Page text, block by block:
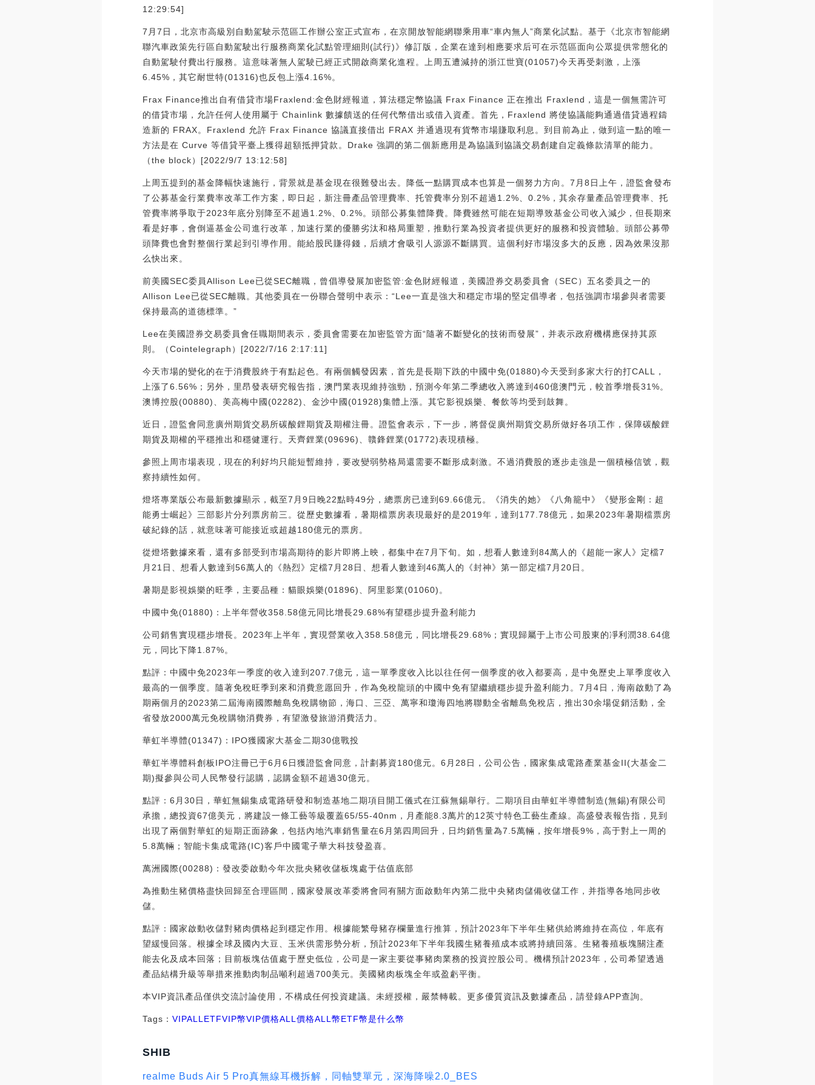
12:29:54]
7月7日，北京市高級別自動駕駛示范區工作辦公室正式宣布，在京開放智能網聯乘用車“車內無人”商業化試點。基于《北京市智能網
聯汽車政策先行區自動駕駛出行服務商業化試點管理細則(試行)》修訂版，企業在達到相應要求后可在示范區面向公眾提供常態化的
自動駕駛付費出行服務。這意味著無人駕駛已經正式開啟商業化進程。上周五遭減持的浙江世寶(01057)今天再受刺激，上漲
6.45%，其它耐世特(01316)也反包上漲4.16%。
Frax Finance推出自有借貸市場Fraxlend:金色財經報道，算法穩定幣協議 Frax Finance 正在推出 Fraxlend，這是一個無需許可
的借貸市場，允許任何人使用屬于 Chainlink 數據饋送的任何代幣借出或借入資產。首先，Fraxlend 將使協議能夠通過借貸過程鑄
造新的 FRAX。Fraxlend 允許 Frax Finance 協議直接借出 FRAX 并通過現有貨幣市場賺取利息。到目前為止，做到這一點的唯一
方法是在 Curve 等借貸平臺上獲得超額抵押貸款。Drake 強調的第二個新應用是為協議到協議交易創建自定義條款清單的能力。
（the block）[2022/9/7 13:12:58]
上周五提到的基金降幅快速施行，背景就是基金現在很難發出去。降低一點購買成本也算是一個努力方向。7月8日上午，證監會發布
了公募基金行業費率改革工作方案，即日起，新注冊產品管理費率、托管費率分別不超過1.2%、0.2%，其余存量產品管理費率、托
管費率將爭取于2023年底分別降至不超過1.2%、0.2%。頭部公募集體降費。降費雖然可能在短期導致基金公司收入減少，但長期來
看是好事，會倒逼基金公司進行改革，加速行業的優勝劣汰和格局重塑，推動行業為投資者提供更好的服務和投資體驗。頭部公募帶
頭降費也會對整個行業起到引導作用。能給股民賺得錢，后續才會吸引人源源不斷購買。這個利好市場沒多大的反應，因為效果沒那
么快出來。
前美國SEC委員Allison Lee已從SEC離職，曾倡導發展加密監管:金色財經報道，美國證券交易委員會（SEC）五名委員之一的
Allison Lee已從SEC離職。其他委員在一份聯合聲明中表示：“Lee一直是強大和穩定市場的堅定倡導者，包括強調市場參與者需要
保持最高的道德標準。”
Lee在美國證券交易委員會任職期間表示，委員會需要在加密監管方面“隨著不斷變化的技術而發展”，并表示政府機構應保持其原
則。（Cointelegraph）[2022/7/16 2:17:11]
今天市場的變化的在于消費股終于有點起色。有兩個觸發因素，首先是長期下跌的中國中免(01880)今天受到多家大行的打CALL，
上漲了6.56%；另外，里昂發表研究報告指，澳門業表現維持強勁，預測今年第二季總收入將達到460億澳門元，較首季增長31%。
澳博控股(00880)、美高梅中國(02282)、金沙中國(01928)集體上漲。其它影視娛樂、餐飲等均受到鼓舞。
近日，證監會同意廣州期貨交易所碳酸鋰期貨及期權注冊。證監會表示，下一步，將督促廣州期貨交易所做好各項工作，保障碳酸鋰
期貨及期權的平穩推出和穩健運行。天齊鋰業(09696)、贛鋒鋰業(01772)表現積極。
參照上周市場表現，現在的利好均只能短暫維持，要改變弱勢格局還需要不斷形成刺激。不過消費股的逐步走強是一個積極信號，觀
察持續性如何。
燈塔專業版公布最新數據顯示，截至7月9日晚22點時49分，總票房已達到69.66億元。《消失的她》《八角籠中》《變形金剛：超
能勇士崛起》三部影片分列票房前三。從歷史數據看，暑期檔票房表現最好的是2019年，達到177.78億元，如果2023年暑期檔票房
破紀錄的話，就意味著可能接近或超越180億元的票房。
從燈塔數據來看，還有多部受到市場高期待的影片即將上映，都集中在7月下旬。如，想看人數達到84萬人的《超能一家人》定檔7
月21日、想看人數達到56萬人的《熱烈》定檔7月28日、想看人數達到46萬人的《封神》第一部定檔7月20日。
暑期是影視娛樂的旺季，主要品種：貓眼娛樂(01896)、阿里影業(01060)。
中國中免(01880)：上半年營收358.58億元同比增長29.68%有望穩步提升盈利能力
公司銷售實現穩步增長。2023年上半年，實現營業收入358.58億元，同比增長29.68%；實現歸屬于上市公司股東的凈利潤38.64億
元，同比下降1.87%。
點評：中國中免2023年一季度的收入達到207.7億元，這一單季度收入比以往任何一個季度的收入都要高，是中免歷史上單季度收入
最高的一個季度。隨著免稅旺季到來和消費意愿回升，作為免稅龍頭的中國中免有望繼續穩步提升盈利能力。7月4日，海南啟動了為
期兩個月的2023第二屆海南國際離島免稅購物節，海口、三亞、萬寧和瓊海四地將聯動全省離島免稅店，推出30余場促銷活動，全
省發放2000萬元免稅購物消費券，有望激發旅游消費活力。
華虹半導體(01347)：IPO獲國家大基金二期30億戰投
華虹半導體科創板IPO注冊已于6月6日獲證監會同意，計劃募資180億元。6月28日，公司公告，國家集成電路產業基金II(大基金二
期)擬參與公司人民幣發行認購，認購金額不超過30億元。
點評：6月30日，華虹無錫集成電路研發和制造基地二期項目開工儀式在江蘇無錫舉行。二期項目由華虹半導體制造(無錫)有限公司
承擔，總投資67億美元，將建設一條工藝等級覆蓋65/55-40nm，月產能8.3萬片的12英寸特色工藝生產線。高盛發表報告指，見到
出現了兩個對華虹的短期正面跡象，包括內地汽車銷售量在6月第四周回升，日均銷售量為7.5萬輛，按年增長9%，高于對上一周的
5.8萬輛；智能卡集成電路(IC)客戶中國電子華大科技發盈喜。
萬洲國際(00288)：發改委啟動今年次批央豬收儲板塊處于估值底部
為推動生豬價格盡快回歸至合理區間，國家發展改革委將會同有關方面啟動年內第二批中央豬肉儲備收儲工作，并指導各地同步收
儲。
點評：國家啟動收儲對豬肉價格起到穩定作用。根據能繁母豬存欄量進行推算，預計2023年下半年生豬供給將維持在高位，年底有
望緩慢回落。根據全球及國內大豆、玉米供需形勢分析，預計2023年下半年我國生豬養殖成本或將持續回落。生豬養殖板塊關注產
能去化及成本回落；目前板塊估值處于歷史低位，公司是一家主要從事豬肉業務的投資控股公司。機構預計2023年，公司希望透過
產品結構升級等舉措來推動肉制品噸利超過700美元。美國豬肉板塊全年或盈虧平衡。
本VIP資訊產品僅供交流討論使用，不構成任何投資建議。未經授權，嚴禁轉載。更多優質資訊及數據產品，請登錄APP查詢。
Tags：VIPALL ETFVIP幣VIP價格ALL價格ALL幣ETF幣是什么幣
SHIB
realme Buds Air 5 Pro真無線耳機拆解，同軸雙單元，深海降噪2.0_BES